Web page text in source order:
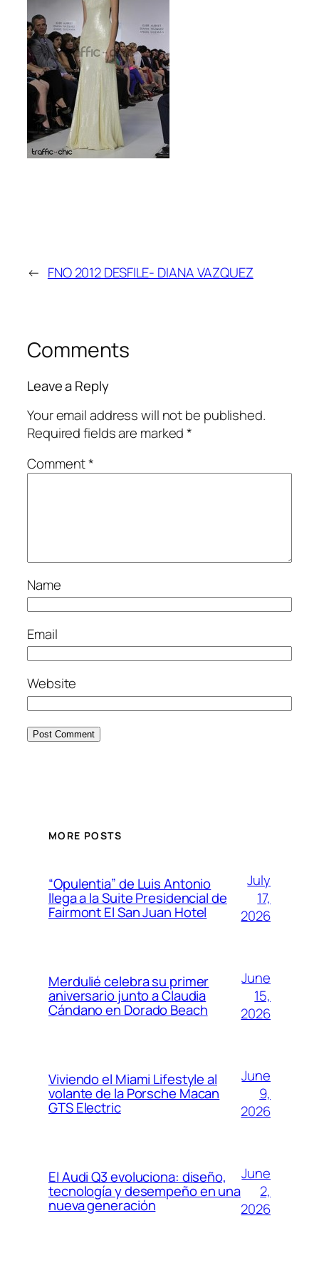
← FNO 2012 DESFILE- DIANA VAZQUEZ
Comments
Leave a Reply
Your email address will not be published.
Required fields are marked*
Comment*
Name
Email
Website
MORE POSTS
“Opulentia” de Luis Antonio
llega a la Suite Presidencial de
Fairmont El San Juan Hotel
July
17,
2026
Merdulié celebra su primer
aniversario junto a Claudia
Cándano en Dorado Beach
June
15,
2026
Viviendo el Miami Lifestyle al
volante de la Porsche Macan
GTS Electric
June
9,
2026
El Audi Q3 evoluciona: diseño,
tecnología y desempeño en una
nueva generación
June
2,
2026